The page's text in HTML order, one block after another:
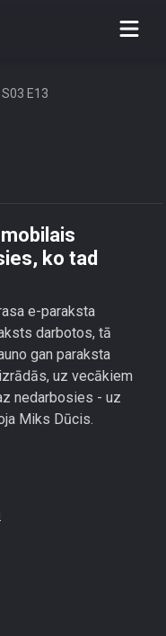
mobilais
E13
ko tad
e-paraksta
darbotos, tā
gan paraksta
uz vecākiem
nedarbosies - uz
Miks Dūcis.